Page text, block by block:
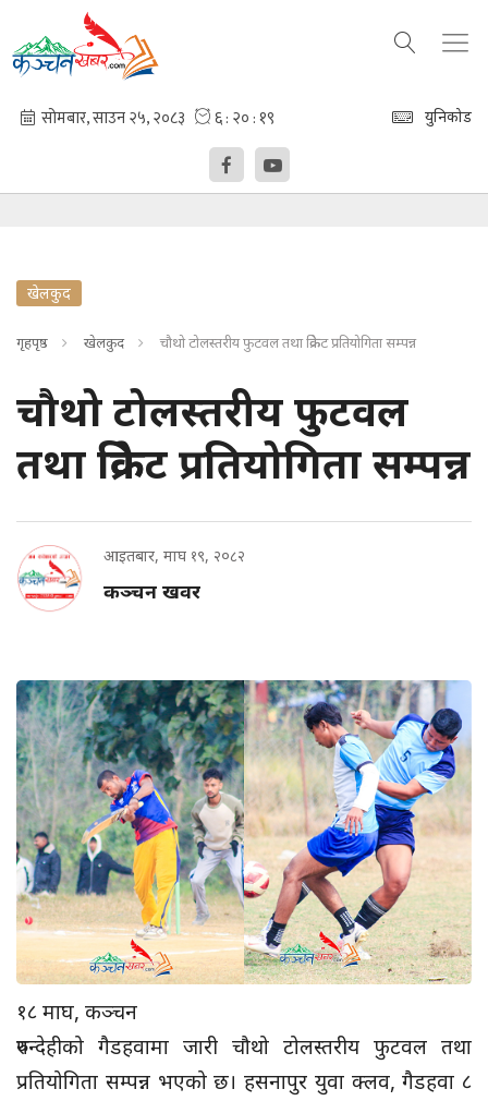
युनिकोड
खेलकुद
गृहपृष्ठ खेलकुद चौथो टोलस्तरीय फुटवल तथा क्रिकेट प्रतियोगिता सम्पन्न
चौथो टोलस्तरीय फुटवल
तथा क्रिकेट प्रतियोगिता सम्पन्न
आइतबार, माघ १९, २०८२
कञ्चन खवर
१८ माघ, कञ्चन
रुपन्देहीको गैडहवामा जारी चौथो टोलस्तरीय फुटवल तथा
प्रतियोगिता सम्पन्न भएको छ। हसनापुर युवा क्लव, गैडहवा ८